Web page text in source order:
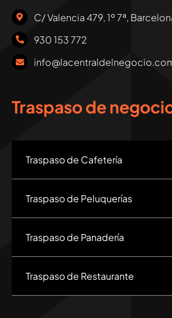
C/ Valencia 479, 1º 7ª,
930 153 772
Traspaso de
Traspaso de Cafetería
Traspaso de Peluquerías
Traspaso de Panadería
Traspaso de Restaurante